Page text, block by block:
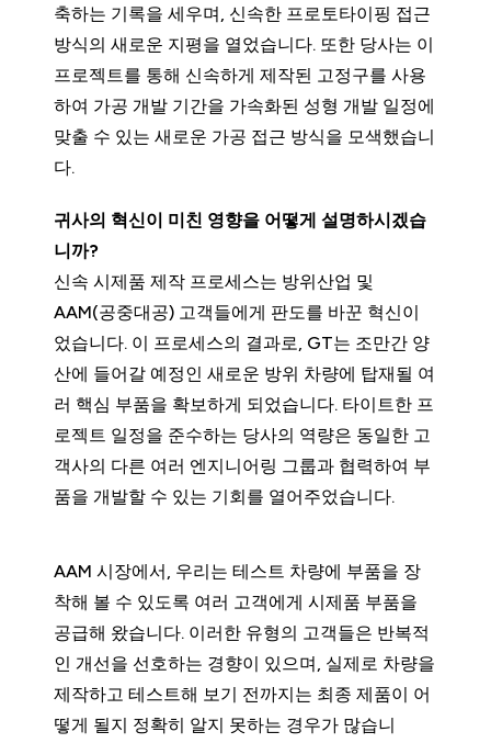
축하는 기록을 세우며, 신속한 프로토타이핑 접근
방식의 새로운 지평을 열었습니다. 또한 당사는 이
프로젝트를 통해 신속하게 제작된 고정구를 사용
하여 가공 개발 기간을 가속화된 성형 개발 일정에
맞출 수 있는 새로운 가공 접근 방식을 모색했습니
다.
귀사의 혁신이 미친 영향을 어떻게 설명하시겠습
니까?
신속 시제품 제작 프로세스는 방위산업 및
AAM(공중대공) 고객들에게 판도를 바꾼 혁신이
었습니다. 이 프로세스의 결과로, GT는 조만간 양
산에 들어갈 예정인 새로운 방위 차량에 탑재될 여
러 핵심 부품을 확보하게 되었습니다. 타이트한 프
로젝트 일정을 준수하는 당사의 역량은 동일한 고
객사의 다른 여러 엔지니어링 그룹과 협력하여 부
품을 개발할 수 있는 기회를 열어주었습니다.
AAM 시장에서, 우리는 테스트 차량에 부품을 장
착해 볼 수 있도록 여러 고객에게 시제품 부품을
공급해 왔습니다. 이러한 유형의 고객들은 반복적
인 개선을 선호하는 경향이 있으며, 실제로 차량을
제작하고 테스트해 보기 전까지는 최종 제품이 어
떻게 될지 정확히 알지 못하는 경우가 많습니